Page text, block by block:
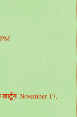
November 17,